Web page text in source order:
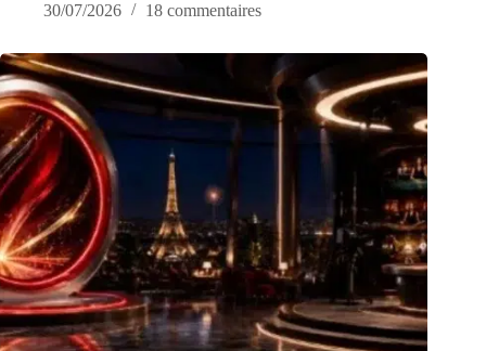
30/07/2026
18 commentaires